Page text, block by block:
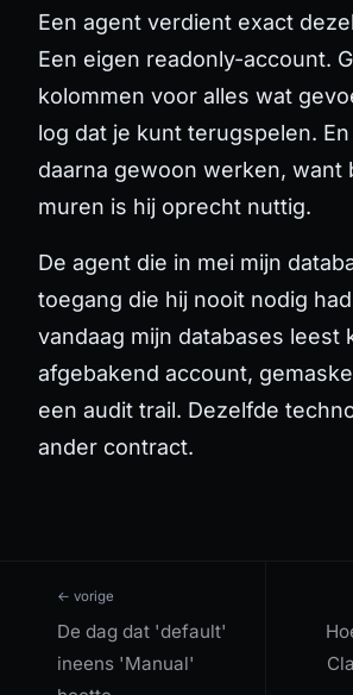
Een agent verdient exact
Een eigen readonly-account.
kolommen voor alles wat
log dat je kunt terugspelen.
daarna gewoon werken, want
muren is hij oprecht nuttig.
De agent die in mei mijn
toegang die hij nooit nodig
vandaag mijn databases leest
afgebakend account,
een audit trail. Dezelfde
ander contract.
← vorige
De dag dat 'default'
ineens 'Manual'